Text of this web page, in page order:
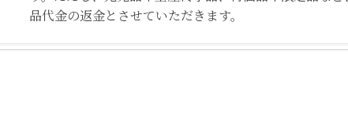
品代金の返金とさせていただきます。